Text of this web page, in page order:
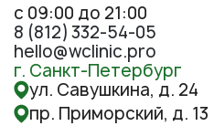
с 09:00 до 21:00
8 (812) 332-54-05
hello@wclinic.pro
г. Санкт-Петербург
ул. Савушкина, д. 24
пр. Приморский, д. 13